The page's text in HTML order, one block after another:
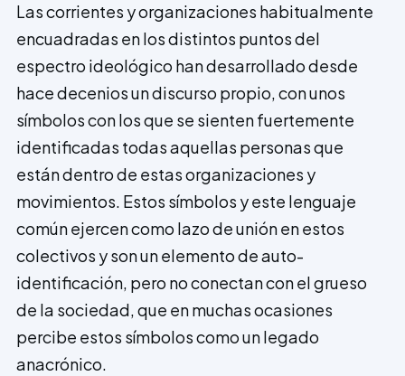
Las corrientes y organizaciones habitualmente
encuadradas en los distintos puntos del
espectro ideológico han desarrollado desde
hace decenios un discurso propio, con unos
símbolos con los que se sienten fuertemente
identificadas todas aquellas personas que
están dentro de estas organizaciones y
movimientos. Estos símbolos y este lenguaje
común ejercen como lazo de unión en estos
colectivos y son un elemento de auto-
identificación, pero no conectan con el grueso
de la sociedad, que en muchas ocasiones
percibe estos símbolos como un legado
anacrónico.